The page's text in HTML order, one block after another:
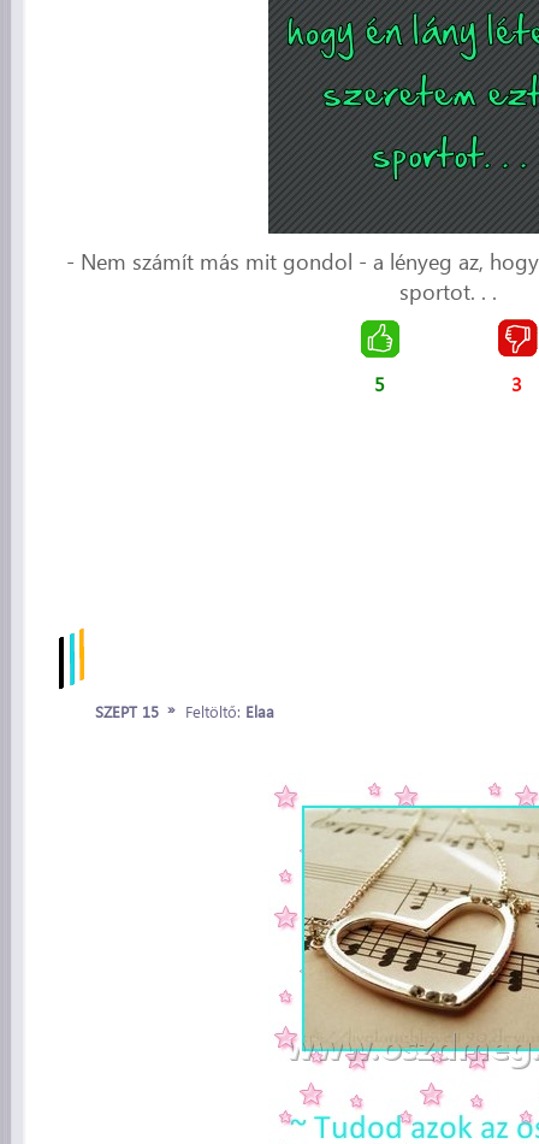
- Nem számít más mit gondol - a lényeg az,
sportot. . .
5 3
SZEPT 15 » Feltöltő: Elaa